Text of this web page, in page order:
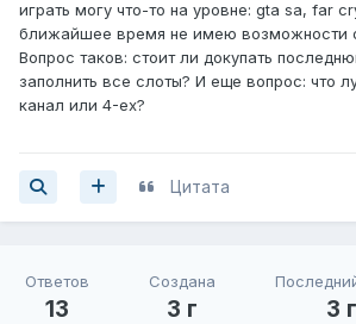
играть могу что-то на уровне: gta sa, far
ближайшее время не имею возможности
Вопрос таков: стоит ли докупать
заполнить все слоты? И еще вопрос: что
канал или 4-ех?
Цитата
Ответов
13
Создана
3 г 3 г